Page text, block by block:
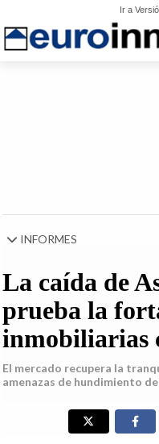
Ir a
INFORMES
La caída de
prueba la
inmobiliarias
El mercado recupera la
amenazas de hundimiento